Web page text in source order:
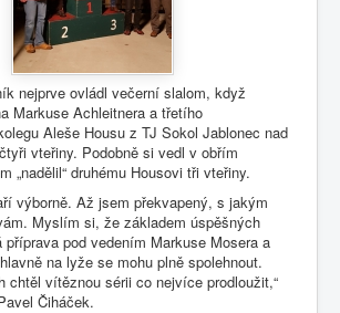
nejprve ovládl večerní slalom, když
Markuse Achleitnera a třetího
Aleše Housu z TJ Sokol Jablonec nad
vteřiny. Podobně si vedl v obřím
„nadělil“ druhému Housovi tři vteřiny.
výborně. Až jsem překvapený, s jakým
Myslím si, že základem úspěšných
příprava pod vedením Markuse Mosera a
na lyže se mohu plně spolehnout.
chtěl vítěznou sérii co nejvíce prodloužit,“
Čiháček.